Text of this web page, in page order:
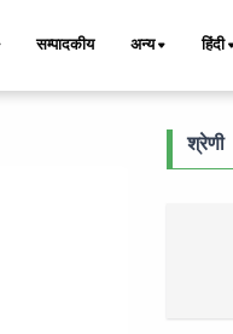
सम्पादकीय अन्य हिंदी
श्रेणी